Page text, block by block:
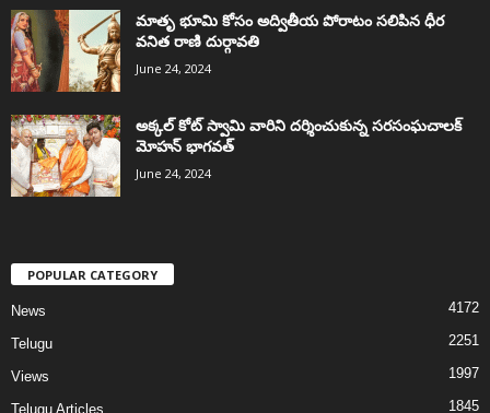
మాతృ భూమి కోసం అద్వితీయ పోరాటం సలిపిన ధీర
వనిత రాణి దుర్గావతి
June 24, 2024
అక్కల్‌ కోట్‌ స్వామి వారిని దర్శించుకున్న సరసంఘచాలక్
మోహన్ భాగవత్
June 24, 2024
POPULAR CATEGORY
News 4172
Telugu 2251
Views 1997
Telugu Articles 1845